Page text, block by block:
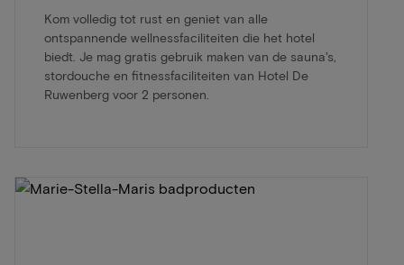
Kom volledig tot rust en geniet van alle
ontspannende wellnessfaciliteiten die het hotel
biedt. Je mag gratis gebruik maken van de sauna's,
stordouche en fitnessfaciliteiten van Hotel De
Ruwenberg voor 2 personen.